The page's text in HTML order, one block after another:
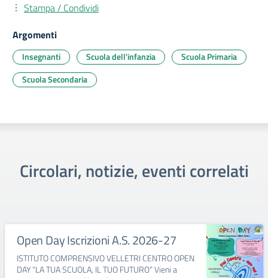
Stampa / Condividi
Argomenti
Insegnanti Scuola dell'infanzia
Scuola Primaria
Scuola Secondaria
Circolari, notizie, eventi correlati
Open Day Iscrizioni A.S. 2026-27
ISTITUTO COMPRENSIVO VELLETRI CENTRO OPEN
DAY “LA TUA SCUOLA, IL TUO FUTURO” Vieni a